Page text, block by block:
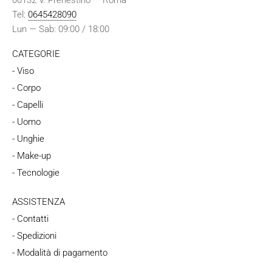
Tel: 0645428090
Lun — Sab: 09:00 / 18:00
CATEGORIE
- Viso
- Corpo
- Capelli
- Uomo
- Unghie
- Make-up
- Tecnologie
ASSISTENZA
- Contatti
- Spedizioni
- Modalità di pagamento